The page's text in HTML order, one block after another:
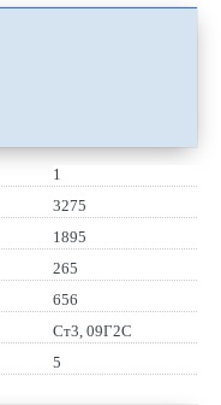
1
3275
1895
265
656
Ст3, 09Г2С
5